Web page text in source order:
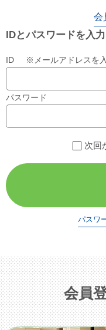
会
IDとパスワードを入力
ID ※メールアドレスを入
パスワード
次回
パスワ
会員